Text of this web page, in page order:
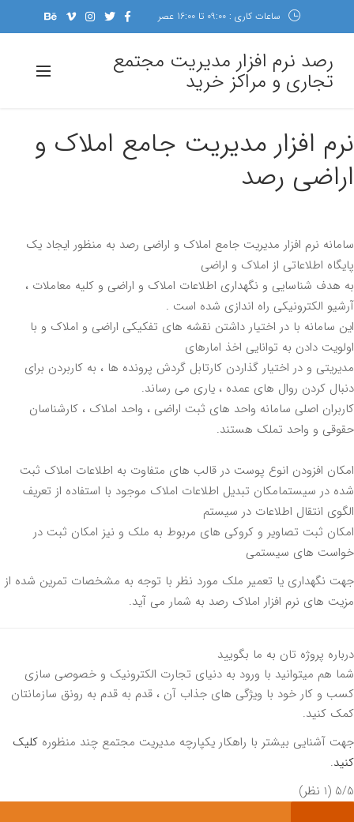
ساعات کاری : 09:00 تا 16:00 عصر
رصد نرم افزار مدیریت مجتمع
تجاری و مراکز خرید
افزار مدیریت جامع املاک و
رصد
نرم افزار مدیریت جامع املاک و اراضی رصد به منظور ایجاد یک
اطلاعاتی از املاک و اراضی
شناسایی و نگهداری اطلاعات املاک و اراضی و کلیه معاملات ،
الکترونیکی راه اندازی شده است .
سامانه با در اختیار داشتن نقشه های تفکیکی اراضی و املاک و با
دادن به توانایی اخذ امارهای
و در اختیار گذاردن کارتابل گردش پرونده ها ، به کاربردن برای
کردن روال های عمده ، یاری می رساند.
اصلی سامانه واحد های ثبت اراضی ، واحد املاک ، کارشناسان
و واحد تملک هستند.
افزودن انوع پوست در قالب های متفاوت به اطلاعات املاک ثبت
در سیستمامکان تبدیل اطلاعات املاک موجود با استفاده از تعریف
انتقال اطلاعات در سیستم
ثبت تصاویر و کروکی های مربوط به ملک و نیز امکان ثبت در
های سیستمی
نگهداری یا تعمیر ملک مورد نظر با توجه به مشخصات تمرین شده از
های نرم افزار املاک رصد به شمار می آید.
پروژه تان به ما بگویید
هم میتوانید با ورود به دنیای تجارت الکترونیک و خصوصی سازی
و کار خود با ویژگی های جذاب آن ، قدم به قدم به رونق سازمانتان
کنید.
آشنایی بیشتر با راهکار یکپارچه مدیریت مجتمع چند منظورهکلیک
.
‫(1 نظر)